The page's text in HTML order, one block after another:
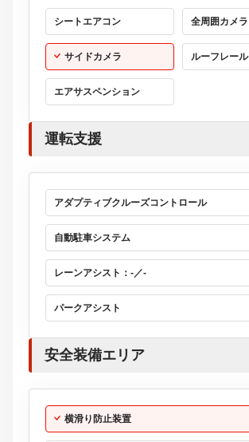
シートエアコン 全周囲カメラ
サイドカメラ ルーフレール
エアサスペンション
運転支援
アダプティブクルーズコントロール
自動駐車システム
レーンアシスト：-／-
パークアシスト
安全装備エリア
横滑り防止装置